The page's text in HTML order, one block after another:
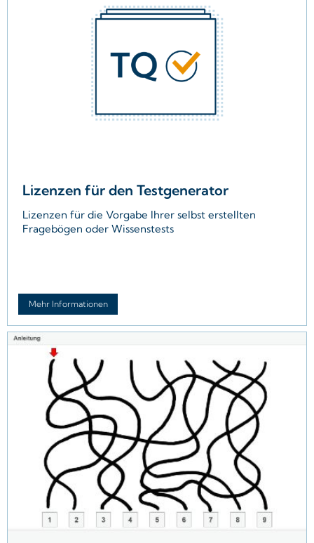
Lizenzen für den Testgenerator
Lizenzen für die Vorgabe Ihrer selbst erstellten
Fragebögen oder Wissenstests
Testvorlagen
Belieben anpassen
Eigene Normenintegrieren
Auswertungenflexibel umsetzen
oder Profilen ausgeben
Mehr Informationen